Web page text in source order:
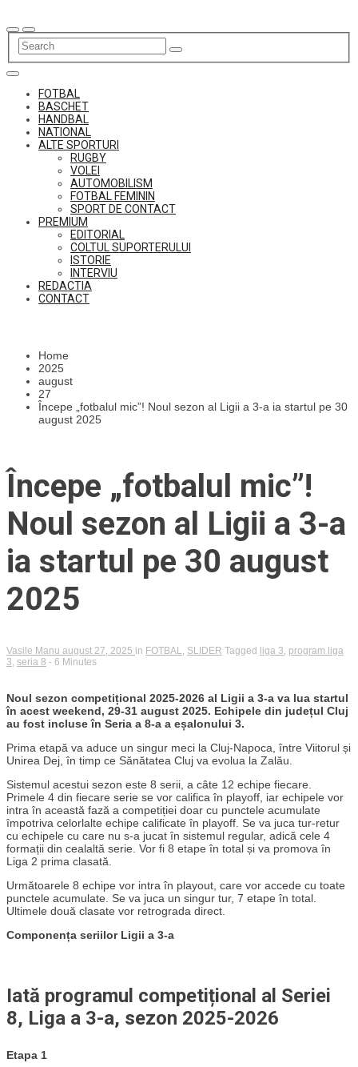
to
content
FOTBAL
BASCHET
HANDBAL
NATIONAL
ALTE SPORTURI
RUGBY
VOLEI
AUTOMOBILISM
FOTBAL FEMININ
SPORT DE CONTACT
PREMIUM
EDITORIAL
COLTUL SUPORTERULUI
ISTORIE
INTERVIU
REDACTIA
CONTACT
Home
2025
august
27
Începe „fotbalul mic”! Noul sezon al Ligii a 3-a ia startul pe 30
august 2025
Începe „fotbalul mic”!
Noul sezon al Ligii a 3-a
ia startul pe 30 august
2025
Vasile Manu august 27, 2025 in FOTBAL SLIDER Tagged liga 3 program liga
3 seria 8 - 6 Minutes
Noul sezon competițional 2025-2026 al Ligii a 3-a va lua startul
în acest weekend, 29-31 august 2025. Echipele din județul Cluj
au fost incluse în Seria a 8-a a eșalonului 3.
Prima etapă va aduce un singur meci la Cluj-Napoca, între Viitorul și
Unirea Dej, în timp ce Sănătatea Cluj va evolua la Zalău.
Sistemul acestui sezon este 8 serii, a câte 12 echipe fiecare.
Primele 4 din fiecare serie se vor califica în playoff, iar echipele vor
intra în această fază a competiției doar cu punctele acumulate
împotriva celorlalte echipe calificate în playoff. Se va juca tur-retur
cu echipele cu care nu s-a jucat în sistemul regular, adică cele 4
formații din cealaltă serie. Vor fi 8 etape în total și va promova în
Liga 2 prima clasată.
Următoarele 8 echipe vor intra în playout, care vor accede cu toate
punctele acumulate. Se va juca un singur tur, 7 etape în total.
Ultimele două clasate vor retrograda direct.
Componența seriilor Ligii a 3-a
Iată programul competițional al Seriei
8, Liga a 3-a, sezon 2025-2026
Etapa 1